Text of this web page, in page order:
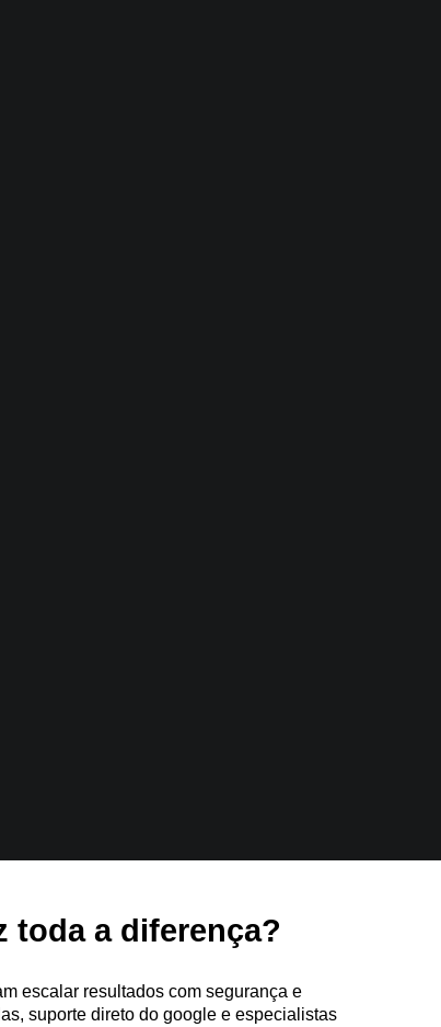
toda a diferença?
escalar resultados com segurança e
suporte direto do google e especialistas